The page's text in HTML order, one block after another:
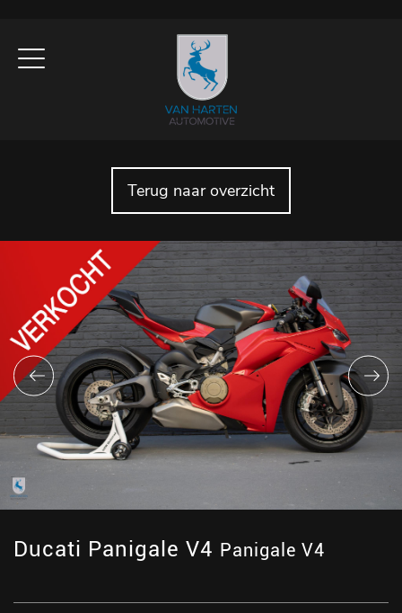
Terug naar overzicht
Ducati Panigale V4 Panigale V4